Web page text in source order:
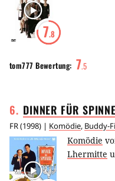
7.8
tom777 Bewertung: 7.5
6. DINNER FÜR
FR(1998) | Komödie, Buddy-
Komödie
Lhermitte